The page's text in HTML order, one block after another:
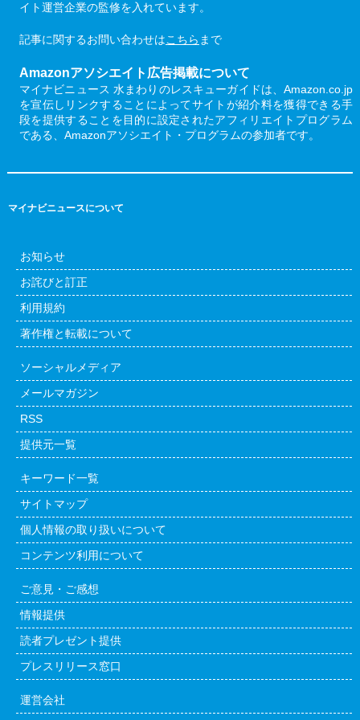
イト運営企業の監修を入れています。
記事に関するお問い合わせはこちら まで
Amazonアソシエイト広告掲載について
マイナビニュース 水まわりのレスキューガイドは、Amazon.co.jp
を宣伝しリンクすることによってサイトが紹介料を獲得できる手
段を提供することを目的に設定されたアフィリエイトプログラム
である、Amazonアソシエイト・プログラムの参加者です。
マイナビニュースについて
お知らせ
お詫びと訂正
利用規約
著作権と転載について
ソーシャルメディア
メールマガジン
RSS
提供元一覧
キーワード一覧
サイトマップ
個人情報の取り扱いについて
コンテンツ利用について
ご意見・ご感想
情報提供
読者プレゼント提供
プレスリリース窓口
運営会社